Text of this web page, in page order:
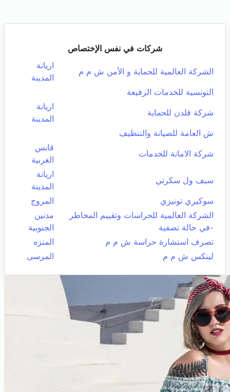
شركات في نفس الإختصاص
الشركة العالمية للحماية و الأمن ش م م
اريانة
المدينة
التونسية للخدمات الرفيعة
شركة قلدن للحماية
اريانة
المدينة
ش العامة للصيانة والتنظيف
شركة الامانة للخدمات
قابس
الغربية
سيف ول سكرتي
اريانة
المدينة
سوكيري تونيزي
المروج
الشركة العالمية للحراسات وتقييم المخاطر
-في حالة تصفية
مدنين
الجنوبية
تصرف استشارة حراسة ش م م
المنزه
لينكس ش م م
المرسى